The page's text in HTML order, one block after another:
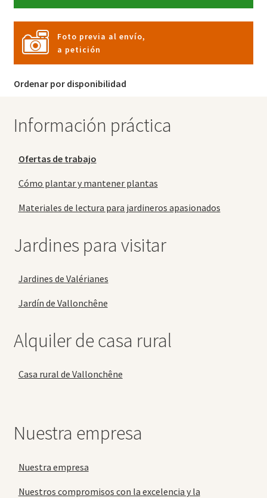
Foto previa al envío,
a petición
Ordenar por disponibilidad
Información práctica
Ofertas de trabajo
Cómo plantar y mantener plantas
Materiales de lectura para jardineros apasionados
Jardines para visitar
Jardines de Valérianes
Jardín de Vallonchêne
Alquiler de casa rural
Casa rural de Vallonchêne
Nuestra empresa
Nuestra empresa
Nuestros compromisos con la excelencia y la